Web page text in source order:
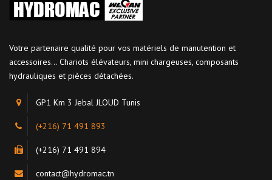
Votre partenaire qualité pour vos matériels de manutention et
accessoires... Chariots élévateurs, mini chargeuses, composants
hydrauliques et pièces détachées.
GP1 Km 3 Jebal JLOUD Tunis
(+216) 71 491 893
(+216) 71 491 894
contact@hydromac.tn